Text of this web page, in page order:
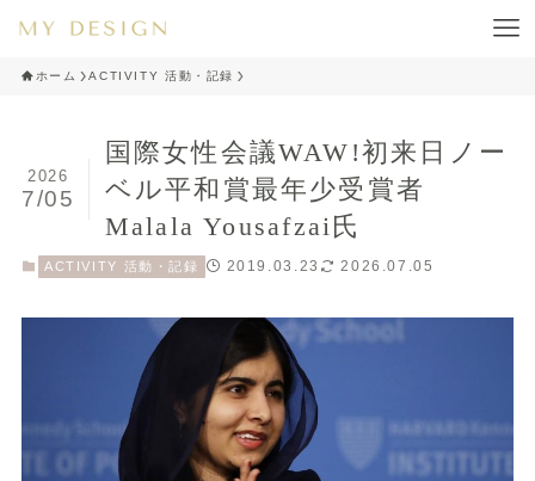
ホーム ACTIVITY 活動・記録
国際女性会議WAW!初来日ノー
ベル平和賞最年少受賞者
Malala Yousafzai氏
2026
7/05
ACTIVITY 活動・記録 2019.03.23 2026.07.05